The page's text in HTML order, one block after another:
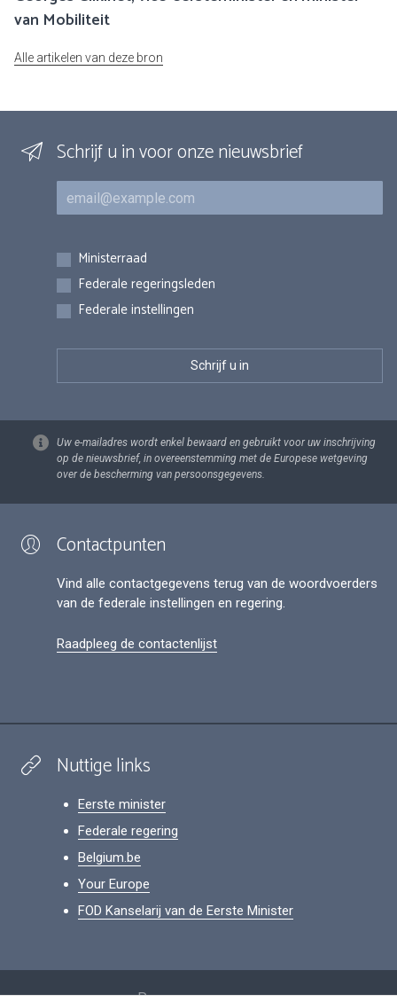
van Mobiliteit
Alle artikelen van deze bron
Schrijf u in voor onze nieuwsbrief
E-mail
Inschrijvingen
Ministerraad
Federale regeringsleden
Federale instellingen
Uw e-mailadres wordt enkel bewaard en gebruikt voor uw inschrijving
op de nieuwsbrief, in overeenstemming met de Europese wetgeving
over de bescherming van persoonsgegevens.
Contactpunten
Vind alle contactgegevens terug van de woordvoerders
van de federale instellingen en regering.
Raadpleeg de contactenlijst
Nuttige links
Eerste minister
Federale regering
Belgium.be
Your Europe
FOD Kanselarij van de Eerste Minister
Persoonsgegevens